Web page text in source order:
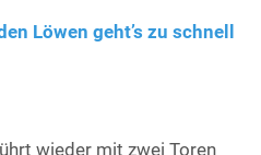
Löwen geht’s zu schnell
wieder mit zwei Toren